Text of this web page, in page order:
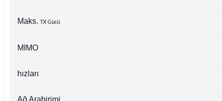
Maks. TX Gücü
MIMO
hızları
Ağ Arabirimi